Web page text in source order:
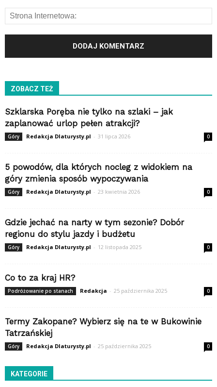
ZOBACZ TEŻ
Szklarska Poręba nie tylko na szlaki – jak
zaplanować urlop pełen atrakcji?
Góry Redakcja Dlaturysty.pl - 31 lipca 2026 0
5 powodów, dla których nocleg z widokiem na
góry zmienia sposób wypoczywania
Góry Redakcja Dlaturysty.pl - 23 kwietnia 2026 0
Gdzie jechać na narty w tym sezonie? Dobór
regionu do stylu jazdy i budżetu
Góry Redakcja Dlaturysty.pl - 12 listopada 2025 0
Co to za kraj HR?
Podróżowanie po stanach Redakcja - 25 października 2025 0
Termy Zakopane? Wybierz się na te w Bukowinie
Tatrzańskiej
Góry Redakcja Dlaturysty.pl - 25 października 2025 0
KATEGORIE